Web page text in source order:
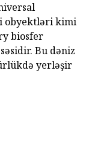
obyektləri kimi
biosfer
Bu dəniz
yerləşir